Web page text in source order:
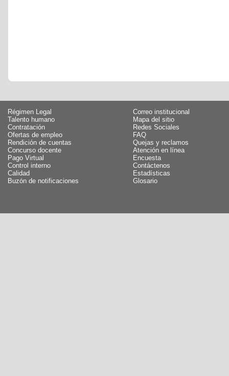
Régimen Legal
Talento humano
Contratación
Ofertas de empleo
Rendición de cuentas
Concurso docente
Pago Virtual
Control interno
Calidad
Buzón de notificaciones
Correo institucional
Mapa del sitio
Redes Sociales
FAQ
Quejas y reclamos
Atención en línea
Encuesta
Contáctenos
Estadísticas
Glosario